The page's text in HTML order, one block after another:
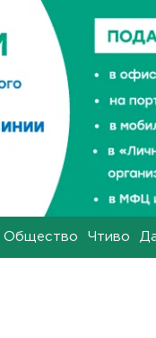
Общество Чтиво